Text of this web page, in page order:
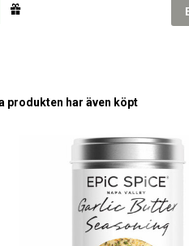
produkten har även köpt